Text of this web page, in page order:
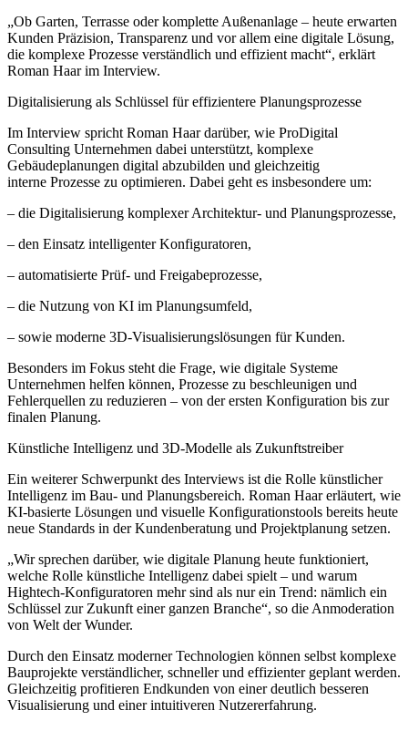
„Ob Garten, Terrasse oder komplette Außenanlage – heute erwarten
Kunden Präzision, Transparenz und vor allem eine digitale Lösung,
die komplexe Prozesse verständlich und effizient macht“, erklärt
Roman Haar im Interview.
Digitalisierung als Schlüssel für effizientere Planungsprozesse
Im Interview spricht Roman Haar darüber, wie ProDigital
Consulting Unternehmen dabei unterstützt, komplexe
Gebäudeplanungen digital abzubilden und gleichzeitig
interne Prozesse zu optimieren. Dabei geht es insbesondere um:
– die Digitalisierung komplexer Architektur- und Planungsprozesse,
– den Einsatz intelligenter Konfiguratoren,
– automatisierte Prüf- und Freigabeprozesse,
– die Nutzung von KI im Planungsumfeld,
– sowie moderne 3D-Visualisierungslösungen für Kunden.
Besonders im Fokus steht die Frage, wie digitale Systeme
Unternehmen helfen können, Prozesse zu beschleunigen und
Fehlerquellen zu reduzieren – von der ersten Konfiguration bis zur
finalen Planung.
Künstliche Intelligenz und 3D-Modelle als Zukunftstreiber
Ein weiterer Schwerpunkt des Interviews ist die Rolle künstlicher
Intelligenz im Bau- und Planungsbereich. Roman Haar erläutert, wie
KI-basierte Lösungen und visuelle Konfigurationstools bereits heute
neue Standards in der Kundenberatung und Projektplanung setzen.
„Wir sprechen darüber, wie digitale Planung heute funktioniert,
welche Rolle künstliche Intelligenz dabei spielt – und warum
Hightech-Konfiguratoren mehr sind als nur ein Trend: nämlich ein
Schlüssel zur Zukunft einer ganzen Branche“, so die Anmoderation
von Welt der Wunder.
Durch den Einsatz moderner Technologien können selbst komplexe
Bauprojekte verständlicher, schneller und effizienter geplant werden.
Gleichzeitig profitieren Endkunden von einer deutlich besseren
Visualisierung und einer intuitiveren Nutzererfahrung.